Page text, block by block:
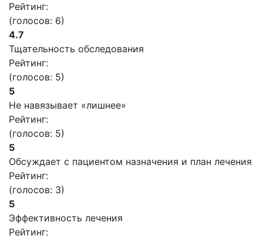
Рейтинг:
(голосов: 6)
4.7
Тщательность обследования
Рейтинг:
(голосов: 5)
5
Не навязывает «лишнее»
Рейтинг:
(голосов: 5)
5
Обсуждает с пациентом назначения и план лечения
Рейтинг:
(голосов: 3)
5
Эффективность лечения
Рейтинг: